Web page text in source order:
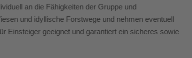
an die Fähigkeiten der Gruppe und
und idyllische Forstwege und nehmen eventuell
Einsteiger geeignet und garantiert ein sicheres sowie